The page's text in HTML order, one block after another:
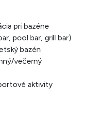
pri bazéne
pool bar, grill bar)
bazén
večerný
aktivity